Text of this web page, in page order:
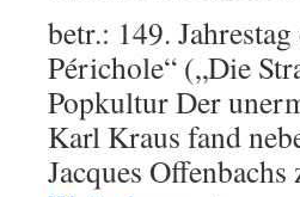
betr.: 149.
Périchole“ („Die
Popkultur Der
Karl Kraus fand
Jacques